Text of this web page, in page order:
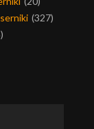
serniki (327)